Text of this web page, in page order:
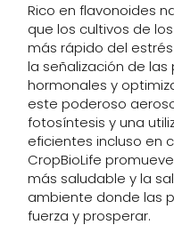
Rico en flavonoides
que los cultivos de
más rápido del
la señalización de
hormonales y
este poderoso
fotosíntesis y una
eficientes incluso en
CropBioLife
más saludable y la
ambiente donde las
fuerza y prosperar.